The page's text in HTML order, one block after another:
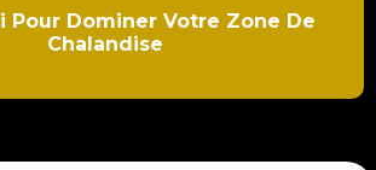
Pour Dominer Votre Zone De
Chalandise